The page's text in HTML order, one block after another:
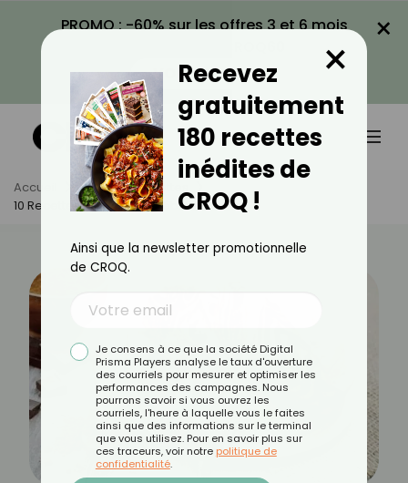
PROMO : -60% sur les offres 3 et 6 mois
VOIR LA PROMO
×
Accueil Actus
Recettes
10 Recettes De Gâteaux Zébrés
Recevez
gratuitement
180 recettes
inédites de
CROQ !
×
Ainsi que la newsletter promotionnelle
de CROQ.
Je consens à ce que la société Digital
Prisma Players analyse le taux d'ouverture
des courriels pour mesurer et optimiser les
performances des campagnes. Nous
pourrons savoir si vous ouvrez les
courriels, l'heure à laquelle vous le faites
ainsi que des informations sur le terminal
que vous utilisez. Pour en savoir plus sur
ces traceurs, voir notre politique de
confidentialité.